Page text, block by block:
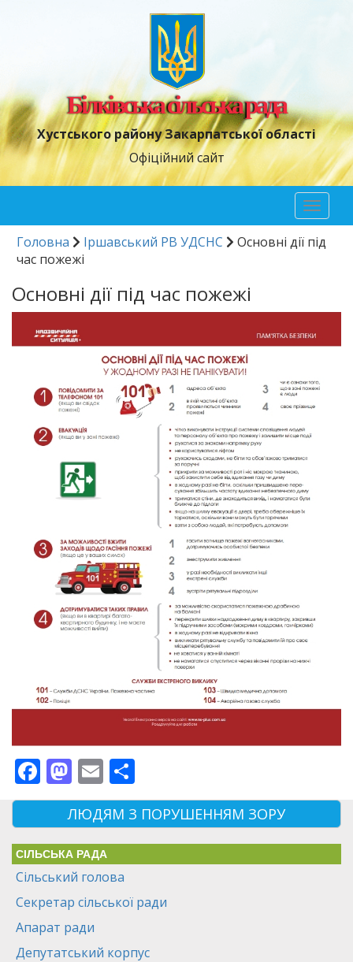
Білківська сільська рада
Хустського району Закарпатської області
Офіційний сайт
Toggle
Головна
Іршавський РВ УДСНС
Основні дії під
час пожежі
Основні дії під час пожежі
Facebook
Mastodon
Email
ЛЮДЯМ З ПОРУШЕННЯМ ЗОРУ
СІЛЬСЬКА РАДА
Сільський голова
Секретар сільської ради
Апарат ради
Депутатський корпус